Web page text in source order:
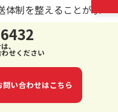
体制を整えることが求
化型の通販サイトを
たプロモーションを行
。これらの実践ポイ
立後の安定収益に大き
、
せください
問い合わせはこちら